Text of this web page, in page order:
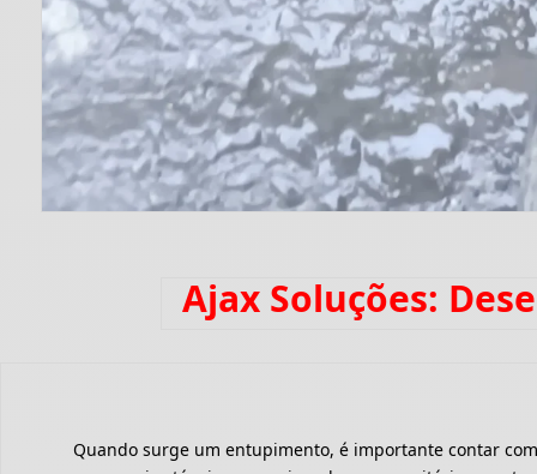
Ajax Soluções:
Quando surge um entupimento, é importante contar